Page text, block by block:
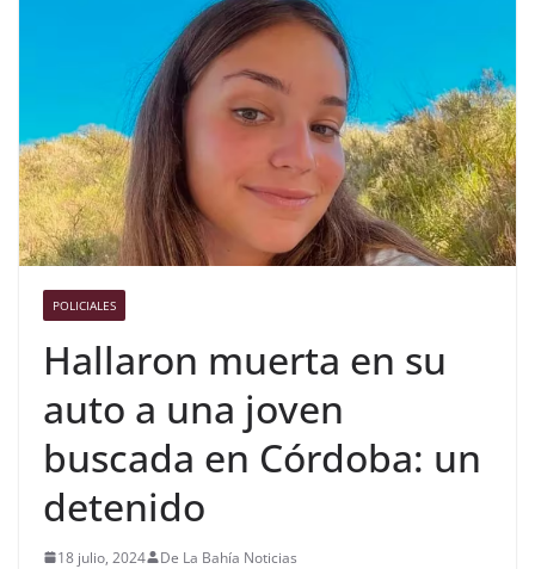
POLICIALES
Hallaron muerta en su
auto a una joven
buscada en Córdoba: un
detenido
18 julio, 2024 De La Bahía Noticias